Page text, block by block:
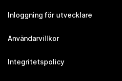
Inloggning för utvecklare
Användarvillkor
Integritetspolicy